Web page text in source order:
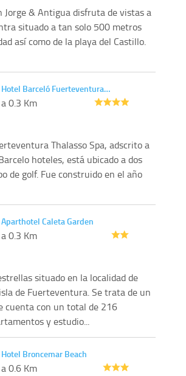
Jorge & Antigua disfruta de vistas a
situado a tan solo 500 metros
así como de la playa del Castillo.
Hotel Barceló Fuerteventura…
a 0.3 Km
Thalasso Spa, adscrito a
hoteles, está ubicado a dos
de golf. Fue construido en el año
Aparthotel Caleta Garden
a 0.3 Km
situado en la localidad de
de Fuerteventura. Se trata de un
cuenta con un total de 216
y estudio...
Hotel Broncemar Beach
a 0.6 Km